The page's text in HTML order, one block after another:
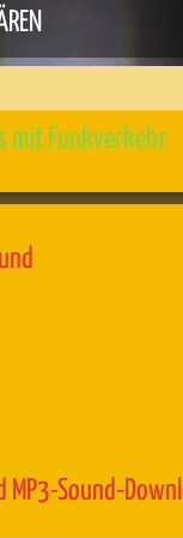
mit Funkverkehr
Sound-